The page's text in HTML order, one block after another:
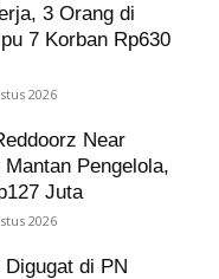
3 Orang di
7 Korban Rp630
2026
Near
Pengelola,
Juta
2026
di PN